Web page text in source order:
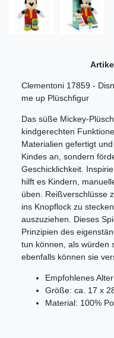
Clementoni 17859 -
me up Plüschfigur
Das süße Mickey-
kindgerechten
Materialien gefertigt
Kindes an, sondern
Geschicklichkeit.
hilft es Kindern,
üben. Reißverschlüsse
ins Knopflock zu
auszuziehen. Dieses
Prinzipien des
tun können, als würden
ebenfalls können sie
Empfohlenes
Größe: ca. 17 x
Material: 100%